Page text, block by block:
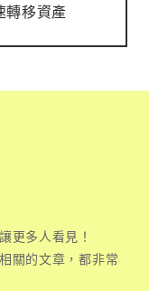
轉移資產
更多人看見！
關的文章，都非常